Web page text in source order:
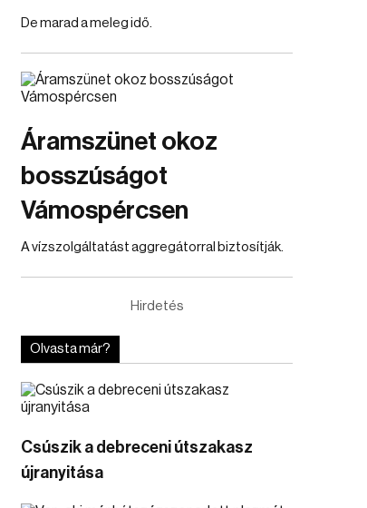
De marad a meleg idő.
Áramszünet okoz
bosszúságot
Vámospércsen
A vízszolgáltatást aggregátorral biztosítják.
Hirdetés
Olvasta már?
Csúszik a debreceni útszakasz
újranyitása